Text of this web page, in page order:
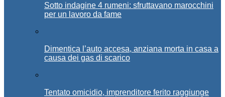
Sotto indagine 4 rumeni: sfruttavano marocchini
per un lavoro da fame
Dimentica l’auto accesa, anziana morta in casa a
causa dei gas di scarico
Tentato omicidio, imprenditore ferito raggiunge